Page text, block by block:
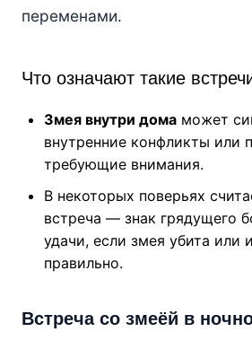
переменами.
Что означают такие
Змея внутри домаможет
внутренние конфликты или
требующие внимания.
В некоторых поверьях
встреча — знак грядущего
удачи, если змея убита или
правильно.
Встреча со змеёй в